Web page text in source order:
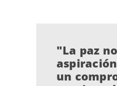
"La paz
un